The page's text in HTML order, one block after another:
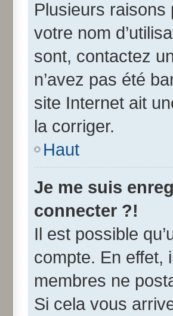
Plusieurs raisons
votre nom
sont, contactez
n’avez pas été
site Internet ait
la corriger.
Haut
Je me suis
connecter ?!
Il est possible
compte. En effet,
membres ne
Si cela vous